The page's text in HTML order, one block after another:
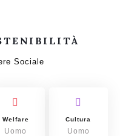
Sociale
Welfare
Uomo
Cultura
Uomo